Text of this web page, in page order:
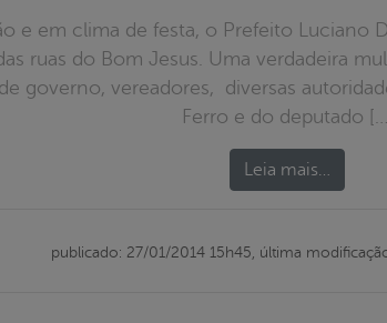
e em clima de festa, o Prefeito Luciano
ruas do Bom Jesus. Uma verdadeira
governo, vereadores, diversas
Ferro e do deputado
Leia mais…
publicado: 27/01/2014 15h45, última